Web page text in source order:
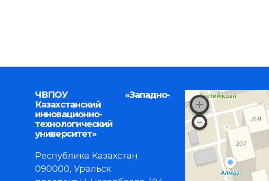
ЧВПОУ «Западно-
Казахстанский
инновационно-
технологический
университет»
Республика Казахстан
090000, Уральск